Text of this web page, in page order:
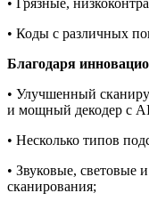
• Коды с различных
Благодаря
• Улучшенный
и мощный декодер с
• Несколько типов
• Звуковые, световые
сканирования;